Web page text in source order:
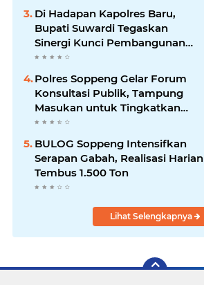
Di Hadapan Kapolres Baru,
Bupati Suwardi Tegaskan
Sinergi Kunci Pembangunan
Soppeng
Polres Soppeng Gelar Forum
Konsultasi Publik, Tampung
Masukan untuk Tingkatkan
Pelayanan
BULOG Soppeng Intensifkan
Serapan Gabah, Realisasi Harian
Tembus 1.500 Ton
Lihat Selengkapnya